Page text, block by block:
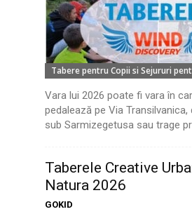
Tabere pentru Copii si Sejururi
Vara lui 2026 poate fi vara în
pedalează pe Via
sub Sarmizegetusa sau trage
Taberele Creative
Natura 2026
GOKID